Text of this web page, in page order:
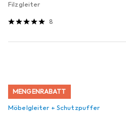
Filzgleiter
8
MENGENRABATT
Möbelgleiter + Schutzpuffer